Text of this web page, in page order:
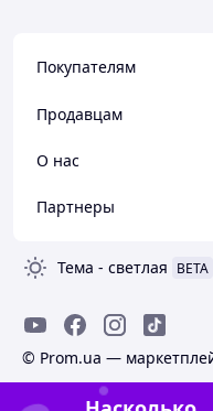
Покупателям
Продавцам
О нас
Партнеры
Тема - светлая BETA
© Prom.ua —